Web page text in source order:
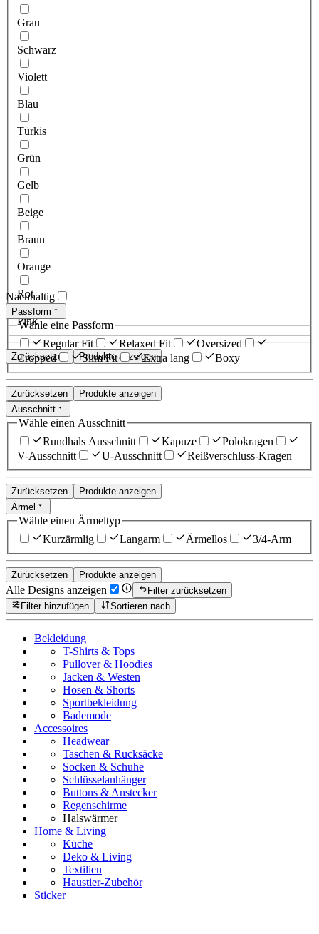
Grau
Schwarz
Violett
Blau
Türkis
Grün
Gelb
Beige
Braun
Orange
Rot
Pink
Zurücksetzen Produkte anzeigen
Nachhaltig
Passform
Wähle eine Passform
Regular Fit
Relaxed Fit
Oversized
Cropped
Slim Fit Extra lang Boxy
Zurücksetzen
Produkte anzeigen
Ausschnitt
Wähle einen Ausschnitt
Rundhals Ausschnitt
Kapuze
Polokragen
V-Ausschnitt
U-Ausschnitt Reißverschluss-Kragen
Zurücksetzen
Produkte anzeigen
Ärmel
Wähle einen Ärmeltyp
Kurzärmlig
Langarm Ärmellos 3/4-Arm
Zurücksetzen Produkte anzeigen
Alle Designs anzeigen
Filter zurücksetzen
Filter hinzufügen
Sortieren nach
Bekleidung
T-Shirts & Tops
Pullover & Hoodies
Jacken & Westen
Hosen & Shorts
Sportbekleidung
Bademode
Accessoires
Headwear
Taschen & Rucksäcke
Socken & Schuhe
Schlüsselanhänger
Buttons & Anstecker
Regenschirme
Halswärmer
Home & Living
Küche
Deko & Living
Textilien
Haustier-Zubehör
Sticker